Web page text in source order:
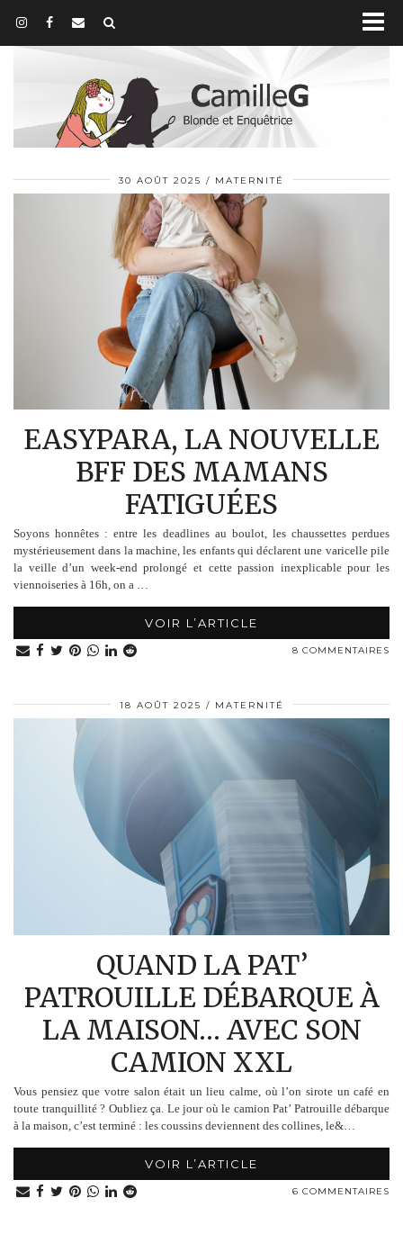
30 AOÛT 2025 MATERNITÉ
EASYPARA, LA NOUVELLE
BFF DES MAMANS
FATIGUÉES
Soyons honnêtes : entre les deadlines au boulot, les chaussettes perdues
mystérieusement dans la machine, les enfants qui déclarent une varicelle pile
la veille d’un week-end prolongé et cette passion inexplicable pour les
viennoiseries à 16h, on a …
VOIR L’ARTICLE
8 COMMENTAIRES
18 AOÛT 2025 MATERNITÉ
QUAND LA PAT’
PATROUILLE DÉBARQUE À
LA MAISON… AVEC SON
CAMION XXL
Vous pensiez que votre salon était un lieu calme, où l’on sirote un café en
toute tranquillité ? Oubliez ça. Le jour où le camion Pat’ Patrouille débarque
à la maison, c’est terminé : les coussins deviennent des collines, le&…
VOIR L’ARTICLE
6 COMMENTAIRES